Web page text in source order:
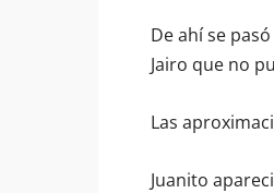
De ahí se
Jairo que no
Las
Juanito